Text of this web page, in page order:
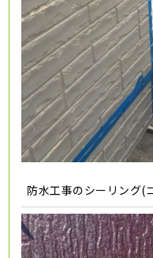
防水工事のシーリング(